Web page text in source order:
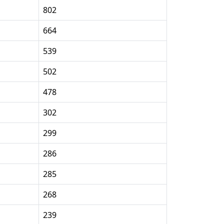
802
664
539
502
478
302
299
286
285
268
239